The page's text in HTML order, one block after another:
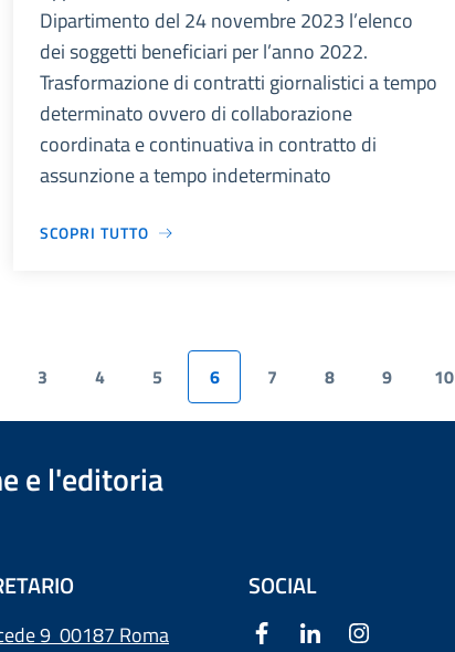
Dipartimento del 24 novembre 2023 l’elenco
dei soggetti beneficiari per l’anno 2022.
Trasformazione di contratti giornalistici a tempo
determinato ovvero di collaborazione
coordinata e continuativa in contratto di
assunzione a tempo indeterminato
SCOPRI TUTTO
3 4 5 6 7 8 9 10
e l'editoria
9 00187 Roma
SOCIAL